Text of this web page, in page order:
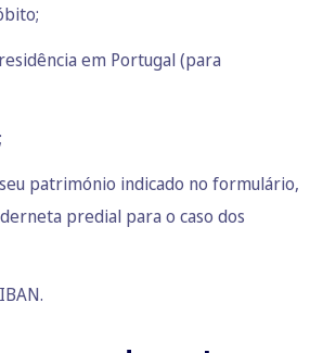
em Portugal (para
património indicado no formulário,
predial para o caso dos